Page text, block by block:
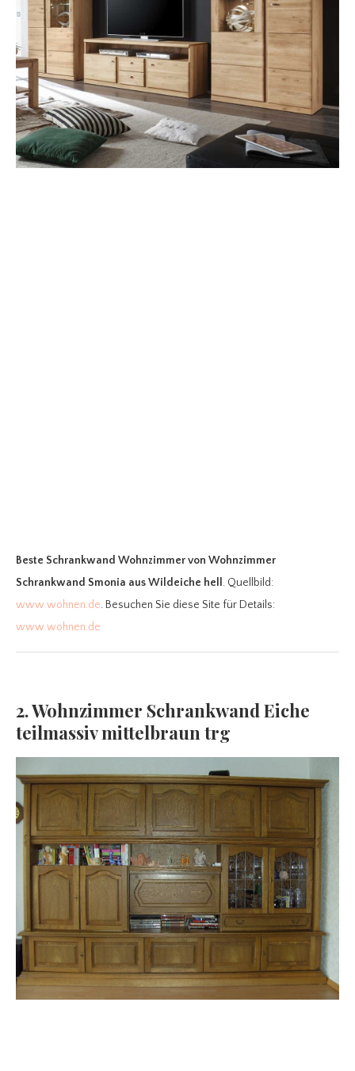
Beste Schrankwand Wohnzimmervon Wohnzimmer
Schrankwand Smonia aus Wildeiche hell. Quellbild:
www.wohnen.de. Besuchen Sie diese Site für Details:
www.wohnen.de
2. Wohnzimmer Schrankwand Eiche
teilmassiv mittelbraun trg